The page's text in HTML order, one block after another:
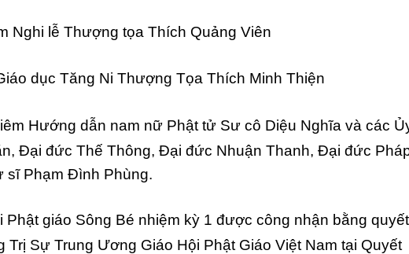
Nghi lễ Thượng tọa Thích Quảng Viên
dục Tăng Ni Thượng Tọa Thích Minh Thiện
Hướng dẫn nam nữ Phật tử Sư cô Diệu Nghĩa và các
Đại đức Thế Thông, Đại đức Nhuận Thanh, Đại đức
sĩ Phạm Đình Phùng.
Phật giáo Sông Bé nhiệm kỳ 1 được công nhận bằng quyết
Trị Sự Trung Ương Giáo Hội Phật Giáo Việt Nam tại Quyết